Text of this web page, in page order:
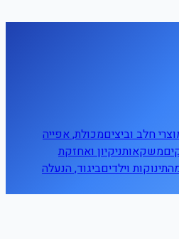
חלב וביציםמכולת, אפייה
משקאותניקיון ואחזקת
תינוקות וילדיםביגוד, הנעלה